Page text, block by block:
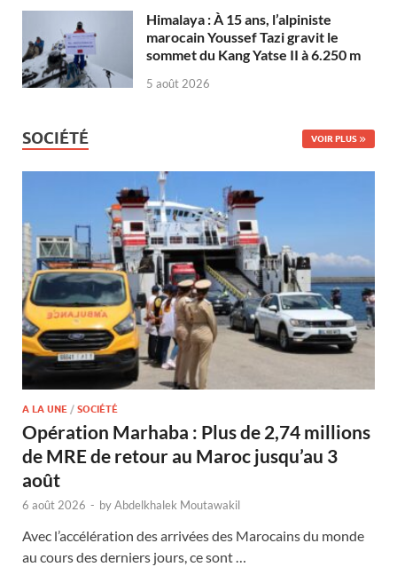
Himalaya : À 15 ans, l’alpiniste
marocain Youssef Tazi gravit le
sommet du Kang Yatse II à 6.250 m
5 août 2026
SOCIÉTÉ VOIR PLUS
A LA UNE / SOCIÉTÉ
Opération Marhaba : Plus de 2,74 millions
de MRE de retour au Maroc jusqu’au 3
août
6 août 2026 - byAbdelkhalek Moutawakil
Avec l’accélération des arrivées des Marocains du monde
au cours des derniers jours, ce sont …